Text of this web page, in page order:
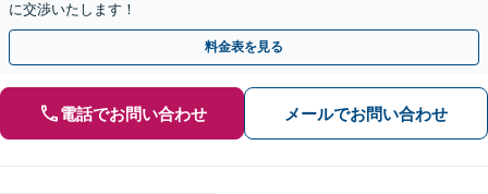
に交渉いたします！
料金表を見る
電話でお問い合わせ メールでお問い合わせ